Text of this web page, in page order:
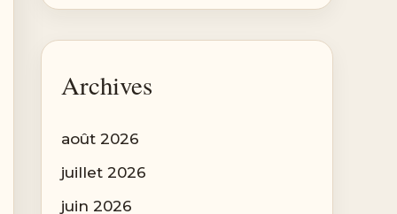
Archives
août 2026
juillet 2026
juin 2026